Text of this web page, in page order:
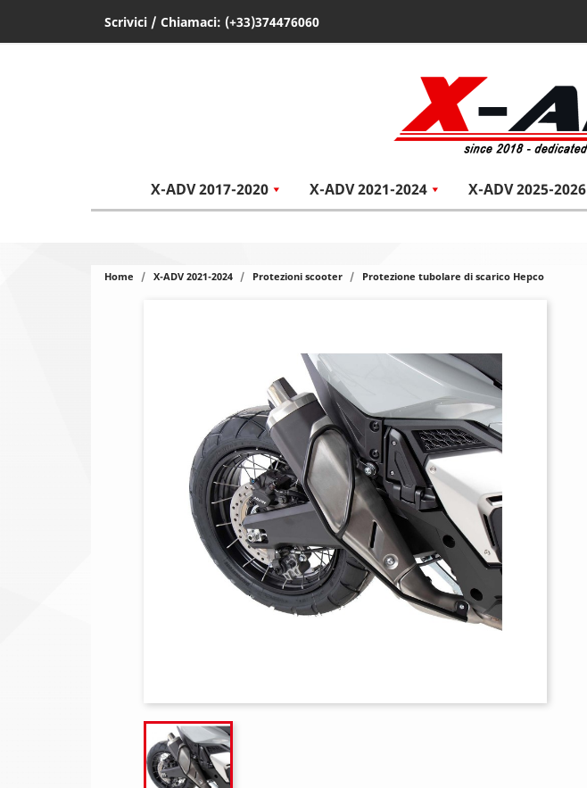
Scrivici / Chiamaci: (+33)374476060
X-ADV 2017-2020 X-ADV 2021-2024 X-ADV 2025-2026
Home X-ADV 2021-2024 Protezioni scooter Protezione tubolare di scarico Hepco